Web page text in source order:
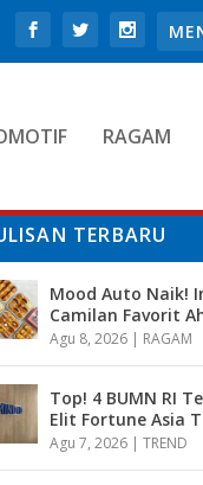
RAGAM
TERBARU
Mood Auto Naik!
Camilan Favorit
Agu 8, 2026 | RAGAM
Top! 4 BUMN RI
Elit Fortune Asia
Agu 7, 2026 |TREND